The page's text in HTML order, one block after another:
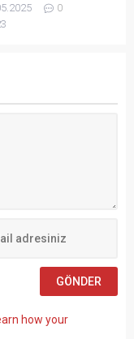
Vakıflar Genel
SÖZLEŞMELİ
Çalışmacı; sözlü
0
how your